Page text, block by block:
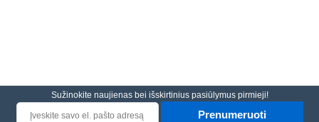
Sužinokite naujienas bei išskirtinius pasiūlymus pirmieji!
Prenumeruoti